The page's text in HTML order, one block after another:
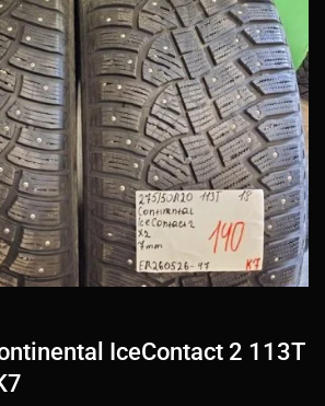
IceContact 2 113T